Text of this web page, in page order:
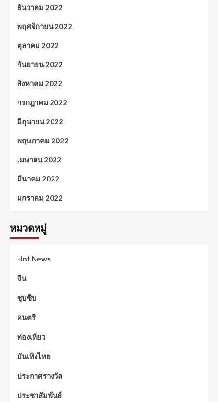
ธันวาคม 2022
พฤศจิกายน 2022
ตุลาคม 2022
กันยายน 2022
สิงหาคม 2022
กรกฎาคม 2022
มิถุนายน 2022
พฤษภาคม 2022
เมษายน 2022
มีนาคม 2022
มกราคม 2022
หมวดหมู่
Hot News
จีน
ซุบซิบ
ดนตรี
ท่องเที่ยว
บันเทิงไทย
ประกาศรางวัล
ประชาสัมพันธ์